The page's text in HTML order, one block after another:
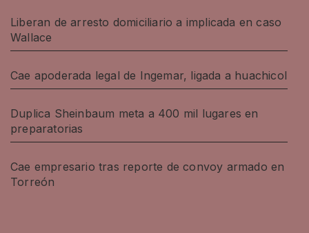
Liberan de arresto domiciliario a implicada en caso
Wallace
Cae apoderada legal de Ingemar, ligada a huachicol
Duplica Sheinbaum meta a 400 mil lugares en
preparatorias
Cae empresario tras reporte de convoy armado en
Torreón